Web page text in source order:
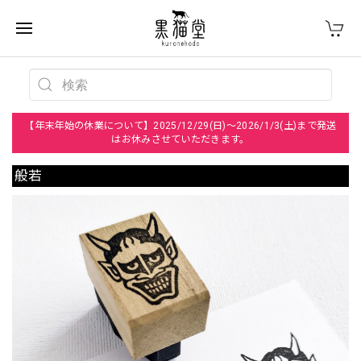
【年末年始の休業について】2025/12/29(日)～2026/1/3(土)まで発送
はお休みさせていただきます。
般若